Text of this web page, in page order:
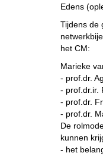
Edens
Tijdens de
het CM:
Marieke
- prof.dr.
- prof.dr.ir.
- prof.dr.
- prof.dr.
De
kunnen
- het